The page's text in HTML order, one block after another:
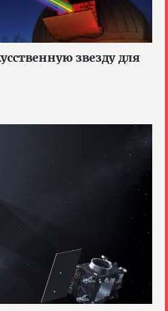
звезду для